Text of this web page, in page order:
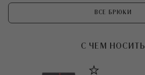
ВСЕ БРЮКИ
С ЧЕМ НОСИТЬ